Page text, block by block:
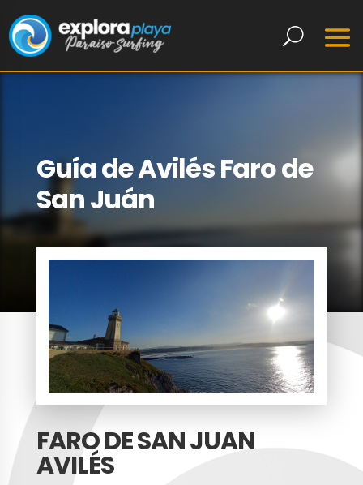
Guía de Avilés Faro de
San Juán
FARO DE SAN JUAN
AVILÉS